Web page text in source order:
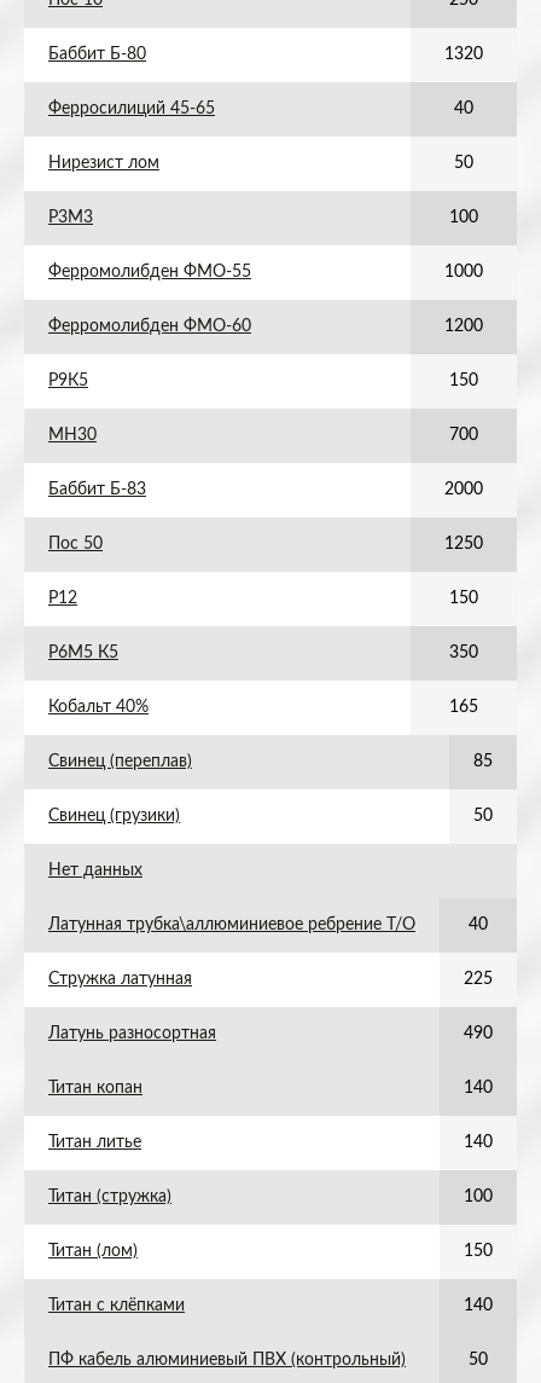
Баббит Б-80 1320
Ферросилиций 45-65 40
Нирезист лом 50
Р3М3 100
Ферромолибден ФМО-55 1000
Ферромолибден ФМО-60 1200
Р9К5 150
МН30 700
Баббит Б-83 2000
Пос 50 1250
Р12 150
Р6М5 К5 350
Кобальт 40% 165
Свинец (переплав) 85
Свинец (грузики) 50
Нет данных
Латунная трубка\аллюминиевое ребрение Т/О 40
Стружка латунная 225
Латунь разносортная 490
Титан копан 140
Титан литье 140
Титан (стружка) 100
Титан (лом) 150
Титан с клёпками 140
ПФ кабель алюминиевый ПВХ (контрольный) 50